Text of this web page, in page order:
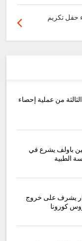
حفل تكريم
من عملية إحصاء
باولف يشرع في
الطبية
يشرف على خروج